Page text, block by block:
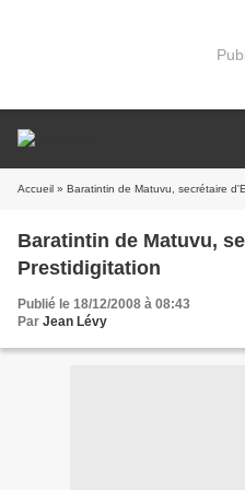
Accueil » Baratintin de Matuvu, secrétaire
Baratintin de Matuvu,
Prestidigitation
Publié le 18/12/2008 à 08:43
Par Jean Lévy